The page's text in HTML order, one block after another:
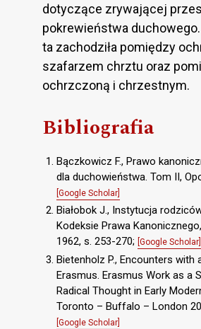
dotyczące zrywającej
pokrewieństwa
ta zachodziła pomiędzy
szafarzem chrztu oraz
ochrzczoną i chrzestnym.
Bibliografia
Bączkowicz F., Prawo
dla duchowieństwa. Tom II,
[Google Scholar]
Białobok J., Instytucja
Kodeksie Prawa
1962, s. 253-270; [Google Scholar]
Bietenholz P., Encounters with
Erasmus. Erasmus Work as a
Radical Thought in Early
Toronto – Buffalo – London
[Google Scholar]